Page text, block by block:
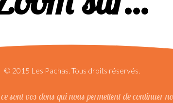
© 2015 Les Pachas. Tous droits réservés.
sont vos dons qui nous permettent de continuer